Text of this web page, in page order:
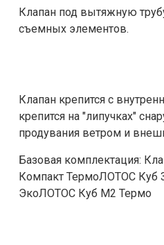
Клапан под вытяжную
съемных элементов.
Клапан крепится с
крепится на "липучках"
продувания ветром и
Базовая комплектация:
Компакт ТермоЛОТОС Куб
ЭкоЛОТОС Куб М2 Термо